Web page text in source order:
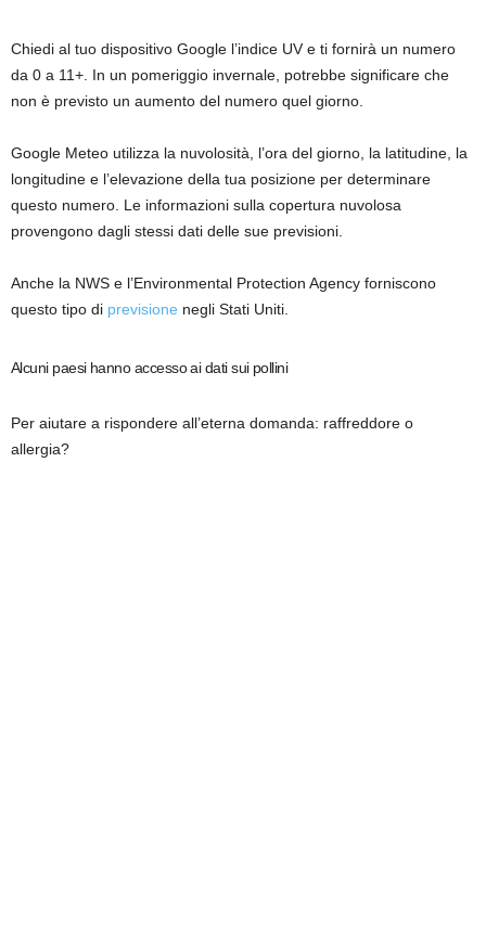
Chiedi al tuo dispositivo Google l’indice UV e ti fornirà un numero
da 0 a 11+. In un pomeriggio invernale, potrebbe significare che
non è previsto un aumento del numero quel giorno.
Google Meteo utilizza la nuvolosità, l’ora del giorno, la latitudine, la
longitudine e l’elevazione della tua posizione per determinare
questo numero. Le informazioni sulla copertura nuvolosa
provengono dagli stessi dati delle sue previsioni.
Anche la NWS e l’Environmental Protection Agency forniscono
questo tipo di previsione negli Stati Uniti.
Alcuni paesi hanno accesso ai dati sui pollini
Per aiutare a rispondere all’eterna domanda: raffreddore o
allergia?